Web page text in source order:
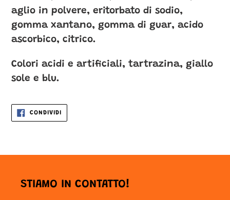
aglio in polvere, eritorbato di sodio,
gomma xantano, gomma di guar, acido
ascorbico, citrico.
Colori acidi e artificiali, tartrazina, giallo
sole e blu.
CONDIVIDICONDIVIDI
FACEBOOK
STIAMO IN CONTATTO!